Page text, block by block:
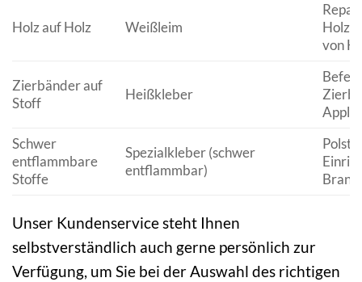
Holz auf Holz Weißleim
von
Zierbänder auf
Stoff
Heißkleber
Schwer
entflammbare
Stoffe
Spezialkleber (schwer
entflammbar)
Unser Kundenservice steht Ihnen
selbstverständlich auch gerne persönlich zur
Verfügung, um Sie bei der Auswahl des richtigen